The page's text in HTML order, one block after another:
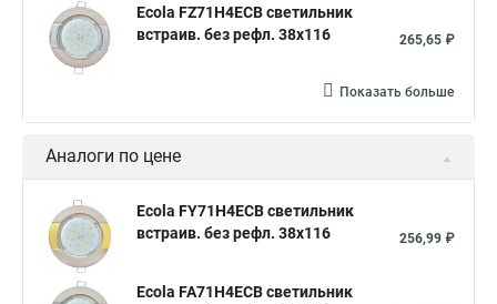
Ecola FZ71H4ECB светильник
встраив. без рефл. 38x116
265,65 ₽
Показать больше
Аналоги по цене
Ecola FY71H4ECB светильник
встраив. без рефл. 38x116
256,99 ₽
Ecola FA71H4ECB светильник